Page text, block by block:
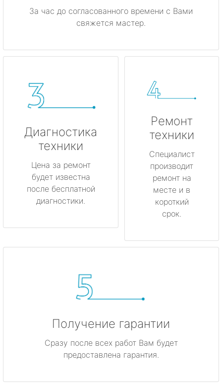
За час до согласованного времени с Вами
свяжется мастер.
Диагностика
техники
Цена за ремонт
будет известна
после бесплатной
диагностики.
Ремонт
техники
Специалист
производит
ремонт на
месте и в
короткий
срок.
Получение гарантии
Сразу после всех работ Вам будет
предоставлена гарантия.